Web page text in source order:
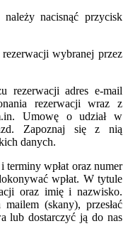
nacisnąć przycisk
wybranej przez
rezerwacji adres e-mail
rezerwacji wraz z
Umowę o udział w
Zapoznaj się z nią
danych.
wpłat oraz numer
wpłat. W tytule
oraz imię i nazwisko.
(skany), przesłać
lub dostarczyć ją do nas